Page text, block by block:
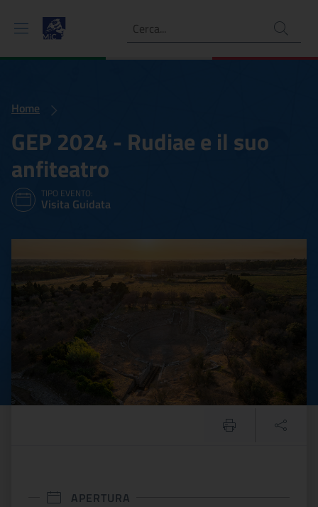
Ricerca
Home
GEP 2024 - Rudiae e il suo
anfiteatro
TIPO EVENTO:
Visita Guidata
GEP 2024 - Rudiae e il
APERTURA